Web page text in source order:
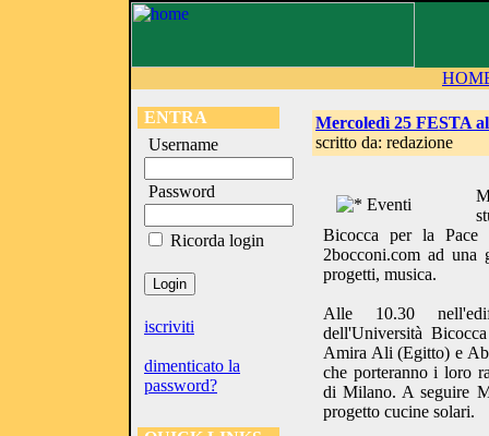
ENTRA
Username
Password
Ricorda login
iscriviti
dimenticato la
password?
Mercoledì 25 FESTA
scritto da: redazione
Bicocca per la
2bocconi.com ad una
progetti, musica.
Alle 10.30
dell'Università
Amira Ali (Egitto) e
che porteranno i loro
di Milano. A seguire
progetto cucine solari.